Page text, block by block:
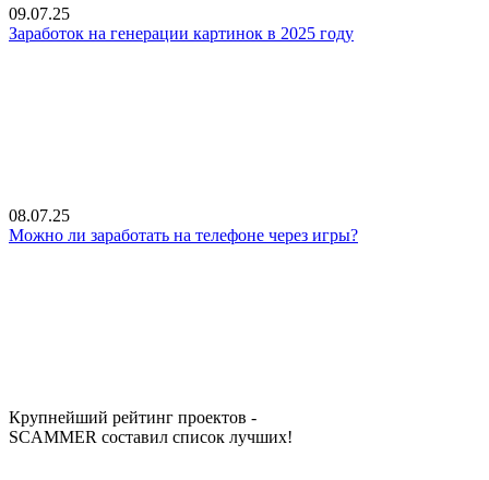
09.07.25
Заработок на генерации картинок в 2025 году
08.07.25
Можно ли заработать на телефоне через игры?
Крупнейший рейтинг проектов -
SCAMMER составил список лучших!